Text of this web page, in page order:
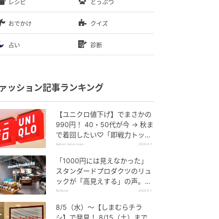
レシピ どうぶつ
おでかけ クイズ
占い 診断
ッション記事ランキング
【ユニクロ値下げ】でまさかの
990円！ 40・50代が今 → 秋ま
で着回したい♡「即戦力トップ
ス」
fashion trend news 2026.8.7
「1000円には見えなかった」
スタンダードプロダクツのリュ
ックが「高見えする」の声。2
個購入する人も
All About 2026.8.7
8/5（水）〜【しまむらチラ
シ】で発見！ 8/15（土）まで